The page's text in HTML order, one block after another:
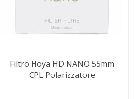
Filtro Hoya HD NANO 55mm
CPL Polarizzatore